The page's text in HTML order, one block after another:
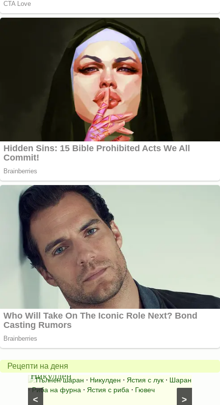
Рецепти на деня
>
<
Пълнен
шаран
за
Никулден
Пълнен шаран ⋅ Никулден ⋅ Ястия с лук ⋅ Шаран
⋅Риба на фурна ⋅ Ястия с риба ⋅ Гювеч
с